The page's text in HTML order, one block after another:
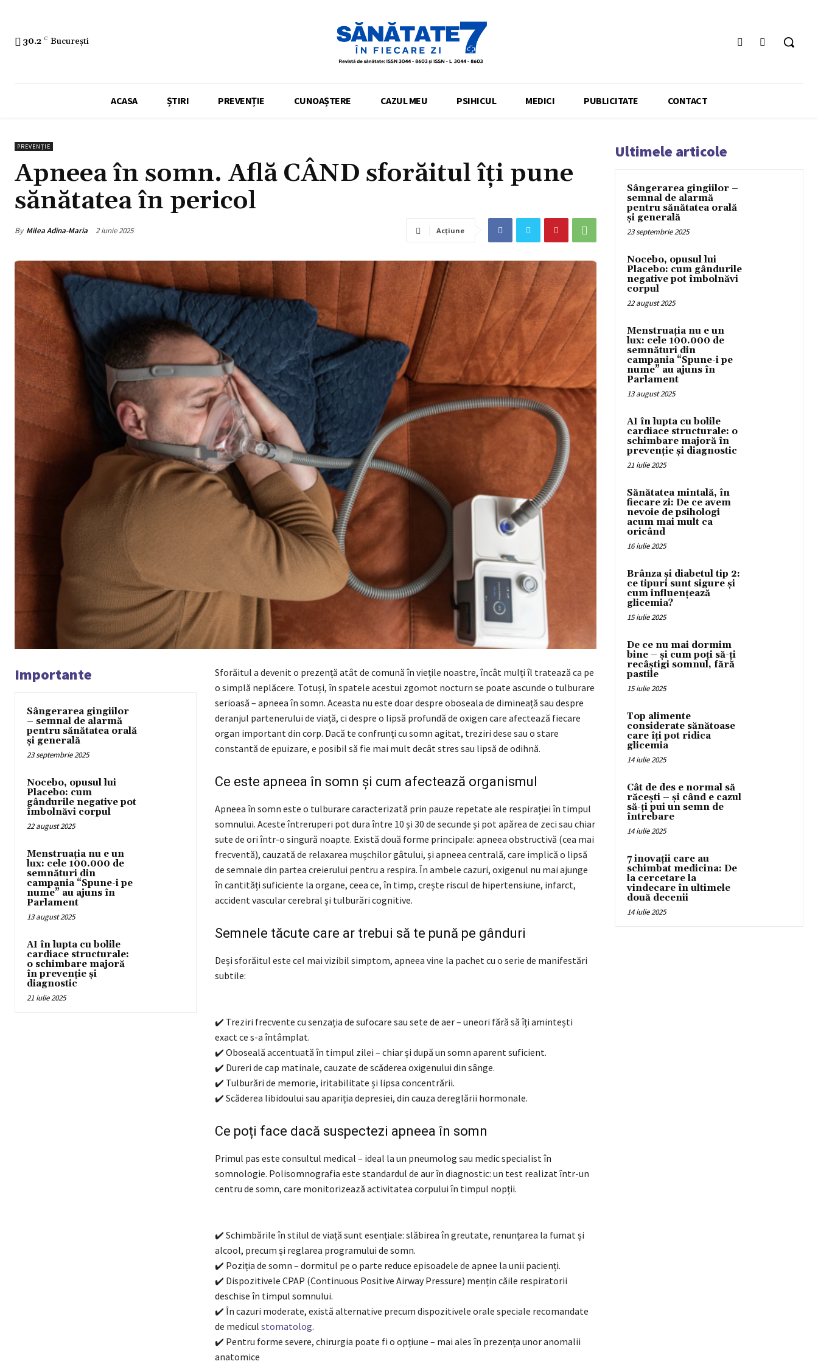
30.2 C București
ACASA ȘTIRI PREVENȚIE CUNOAȘTERE CAZUL MEU PSIHICUL MEDICI PUBLICITATE CONTACT
PREVENȚIE
Apneea în somn. Află CÂND sforăitul îți pune
sănătatea în pericol
By Milea Adina-Maria 2 iunie 2025 Acțiune
Importante
Sângerarea gingiilor
– semnal de alarmă
pentru sănătatea orală
și generală
23 septembrie 2025
Nocebo, opusul lui
Placebo: cum
gândurile negative pot
îmbolnăvi corpul
22 august 2025
Menstruația nu e un
lux: cele 100.000 de
semnături din
campania “Spune-i pe
nume” au ajuns în
Parlament
13 august 2025
AI în lupta cu bolile
cardiace structurale:
o schimbare majoră
în prevenție și
diagnostic
21 iulie 2025
Sforăitul a devenit o prezență atât de comună în viețile noastre, încât mulți îl tratează ca pe
o simplă neplăcere. Totuși, în spatele acestui zgomot nocturn se poate ascunde o tulburare
serioasă – apneea în somn. Aceasta nu este doar despre oboseala de dimineață sau despre
deranjul partenerului de viață, ci despre o lipsă profundă de oxigen care afectează fiecare
organ important din corp. Dacă te confrunți cu somn agitat, treziri dese sau o stare
constantă de epuizare, e posibil să fie mai mult decât stres sau lipsă de odihnă.
Ce este apneea în somn și cum afectează organismul
Apneea în somn este o tulburare caracterizată prin pauze repetate ale respirației în timpul
somnului. Aceste întreruperi pot dura între 10 și 30 de secunde și pot apărea de zeci sau chiar
sute de ori într-o singură noapte. Există două forme principale: apneea obstructivă (cea mai
frecventă), cauzată de relaxarea mușchilor gâtului, și apneea centrală, care implică o lipsă
de semnale din partea creierului pentru a respira. În ambele cazuri, oxigenul nu mai ajunge
în cantități suficiente la organe, ceea ce, în timp, crește riscul de hipertensiune, infarct,
accident vascular cerebral și tulburări cognitive.
Semnele tăcute care ar trebui să te pună pe gânduri
Deși sforăitul este cel mai vizibil simptom, apneea vine la pachet cu o serie de manifestări
subtile:
✔️ Treziri frecvente cu senzația de sufocare sau sete de aer – uneori fără să îți amintești
exact ce s-a întâmplat.
✔️ Oboseală accentuată în timpul zilei – chiar și după un somn aparent suficient.
✔️ Dureri de cap matinale, cauzate de scăderea oxigenului din sânge.
✔️ Tulburări de memorie, iritabilitate și lipsa concentrării.
✔️ Scăderea libidoului sau apariția depresiei, din cauza dereglării hormonale.
Ce poți face dacă suspectezi apneea în somn
Primul pas este consultul medical – ideal la un pneumolog sau medic specialist în
somnologie. Polisomnografia este standardul de aur în diagnostic: un test realizat într-un
centru de somn, care monitorizează activitatea corpului în timpul nopții.
✔️ Schimbările în stilul de viață sunt esențiale: slăbirea în greutate, renunțarea la fumat și
alcool, precum și reglarea programului de somn.
✔️ Poziția de somn – dormitul pe o parte reduce episoadele de apnee la unii pacienți.
✔️ Dispozitivele CPAP (Continuous Positive Airway Pressure) mențin căile respiratorii
deschise în timpul somnului.
✔️ În cazuri moderate, există alternative precum dispozitivele orale speciale recomandate
de medicul stomatolog.
✔️ Pentru forme severe, chirurgia poate fi o opțiune – mai ales în prezența unor anomalii
anatomice
Ultimele articole
Sângerarea gingiilor –
semnal de alarmă
pentru sănătatea orală
și generală
23 septembrie 2025
Nocebo, opusul lui
Placebo: cum gândurile
negative pot îmbolnăvi
corpul
22 august 2025
Menstruația nu e un
lux: cele 100.000 de
semnături din
campania “Spune-i pe
nume” au ajuns în
Parlament
13 august 2025
AI în lupta cu bolile
cardiace structurale: o
schimbare majoră în
prevenție și diagnostic
21 iulie 2025
Sănătatea mintală, în
fiecare zi: De ce avem
nevoie de psihologi
acum mai mult ca
oricând
16 iulie 2025
Brânza și diabetul tip 2:
ce tipuri sunt sigure și
cum influențează
glicemia?
15 iulie 2025
De ce nu mai dormim
bine – și cum poți să-ți
recâștigi somnul, fără
pastile
15 iulie 2025
Top alimente
considerate sănătoase
care îți pot ridica
glicemia
14 iulie 2025
Cât de des e normal să
răcești – și când e cazul
să-ți pui un semn de
întrebare
14 iulie 2025
7 inovații care au
schimbat medicina: De
la cercetare la
vindecare în ultimele
două decenii
14 iulie 2025